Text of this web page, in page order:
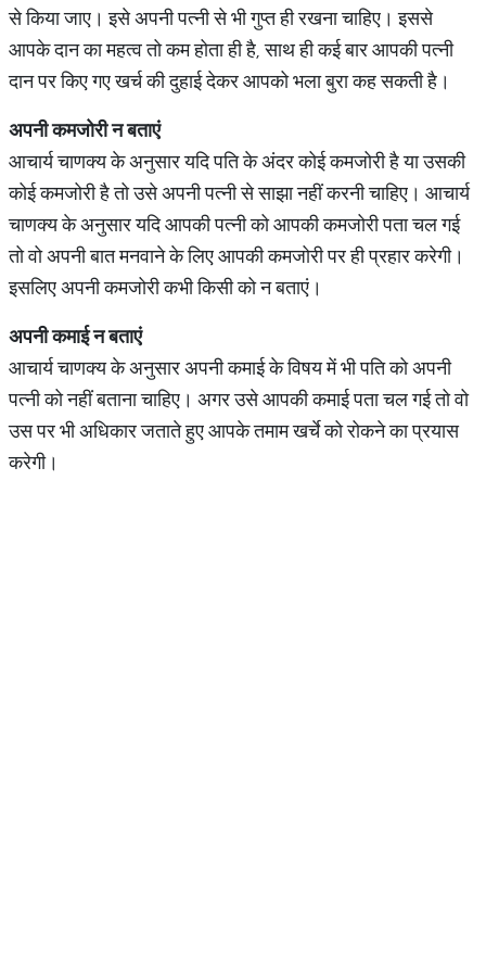
से किया जाए। इसे अपनी पत्नी से भी गुप्त ही रखना चाहिए। इससे
आपके दान का महत्व तो कम होता ही है, साथ ही कई बार आपकी पत्नी
दान पर किए गए खर्च की दुहाई देकर आपको भला बुरा कह सकती है।
अपनी कमजोरी न बताएं
आचार्य चाणक्य के अनुसार यदि पति के अंदर कोई कमजोरी है या उसकी
कोई कमजोरी है तो उसे अपनी पत्नी से साझा नहीं करनी चाहिए। आचार्य
चाणक्य के अनुसार यदि आपकी पत्नी को आपकी कमजोरी पता चल गई
तो वो अपनी बात मनवाने के लिए आपकी कमजोरी पर ही प्रहार करेगी।
इसलिए अपनी कमजोरी कभी किसी को न बताएं।
अपनी कमाई न बताएं
आचार्य चाणक्य के अनुसार अपनी कमाई के विषय में भी पति को अपनी
पत्नी को नहीं बताना चाहिए। अगर उसे आपकी कमाई पता चल गई तो वो
उस पर भी अधिकार जताते हुए आपके तमाम खर्चे को रोकने का प्रयास
करेगी।